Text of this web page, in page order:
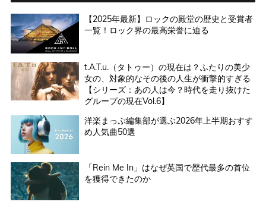
【2025年最新】ロックの殿堂の歴史と受賞者
一覧！ロック界の最高栄誉に迫る
t.A.T.u.（タトゥー）の現在は？ふたりの美少
女の、対象的なその後の人生が衝撃的すぎる
【シリーズ：あの人は今？時代を走り抜けた
グループの現在Vol.6】
洋楽まっぷ編集部が選ぶ2026年上半期おすす
め人気曲50選
「Rein Me In」はなぜ英国で歴代最多の首位
を獲得できたのか